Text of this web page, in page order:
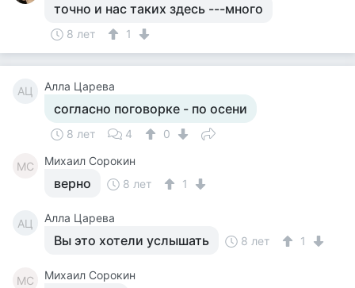
точно и нас таких здесь ---много
8 лет 1
АЦ Алла Царева
согласно поговорке - по осени
8 лет 4 0
МС Михаил Сорокин
верно 8 лет 1
АЦ Алла Царева
Вы это хотели услышать 8 лет 1
МС Михаил Сорокин